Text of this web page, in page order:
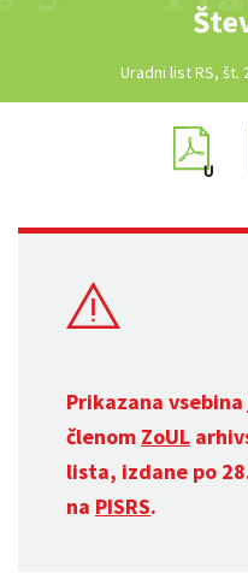
Uradni list RS, št.
Prikazana
členom ZoUL
lista, izdane po
na PISRS.